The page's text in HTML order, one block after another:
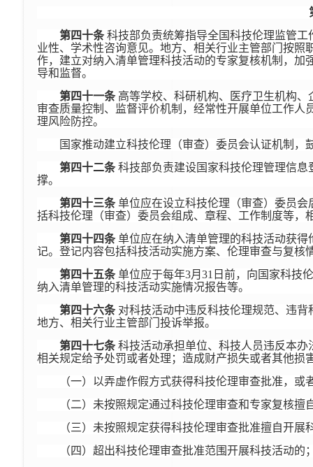
第四十条科技部负责统筹指导全国科技伦理监管
业性、学术性咨询意见。地方、相关行业主管部门按
作，建立对纳入清单管理科技活动的专家复核机制，
导和监督。
第四十一条高等学校、科研机构、医疗卫生机构、
审查质量控制、监督评价机制，经常性开展单位工作
理风险防控。
国家推动建立科技伦理（审查）委员会认证机制，
第四十二条科技部负责建设国家科技伦理管理信息
撑。
第四十三条单位应在设立科技伦理（审查）委员会
括科技伦理（审查）委员会组成、章程、工作制度等，
第四十四条单位应在纳入清单管理的科技活动获得
记。登记内容包括科技活动实施方案、伦理审查与复核
第四十五条单位应于每年3月31日前，向国家科技
纳入清单管理的科技活动实施情况报告等。
第四十六条对科技活动中违反科技伦理规范、违背
地方、相关行业主管部门投诉举报。
第四十七条科技活动承担单位、科技人员违反本办
相关规定给予处罚或者处理；造成财产损失或者其他
（一）以弄虚作假方式获得科技伦理审查批准，
（二）未按照规定通过科技伦理审查和专家复核
（三）未按照规定获得科技伦理审查批准擅自开展
（四）超出科技伦理审查批准范围开展科技活动的